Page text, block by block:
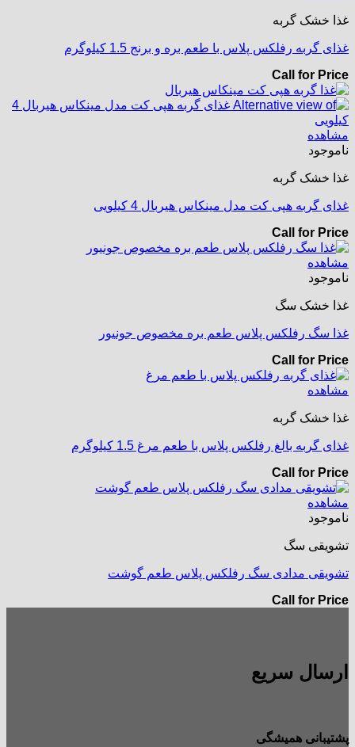
غذا خشک گربه
غذای گربه رفلکس پلاس با طعم بره و برنج 1.5 کیلوگرم
Call for Price
مشاهده
ناموجود
غذا خشک گربه
غذای گربه هپی کت مدل مینکاس هیربال 4 کیلویی
Call for Price
مشاهده
ناموجود
غذا خشک سگ
غذا سگ رفلکس پلاس طعم بره مخصوص جونیور
Call for Price
مشاهده
غذا خشک گربه
غذای گربه بالغ رفلکس پلاس با طعم مرغ 1.5 کیلوگرم
Call for Price
مشاهده
ناموجود
تشویقی سگ
تشویقی مدادی سگ رفلکس پلاس طعم گوشت
Call for Price
ارسال سریع
پشتیبانی همیشگی